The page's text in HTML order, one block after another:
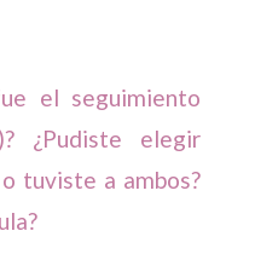
el seguimiento
¿Pudiste elegir
tuviste a ambos?